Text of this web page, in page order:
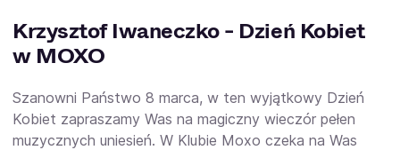
Krzysztof Iwaneczko - Dzień Kobiet
w MOXO
Szanowni Państwo 8 marca, w ten wyjątkowy Dzień
Kobiet zapraszamy Was na magiczny wieczór pełen
muzycznych uniesień. W Klubie Moxo czeka na Was